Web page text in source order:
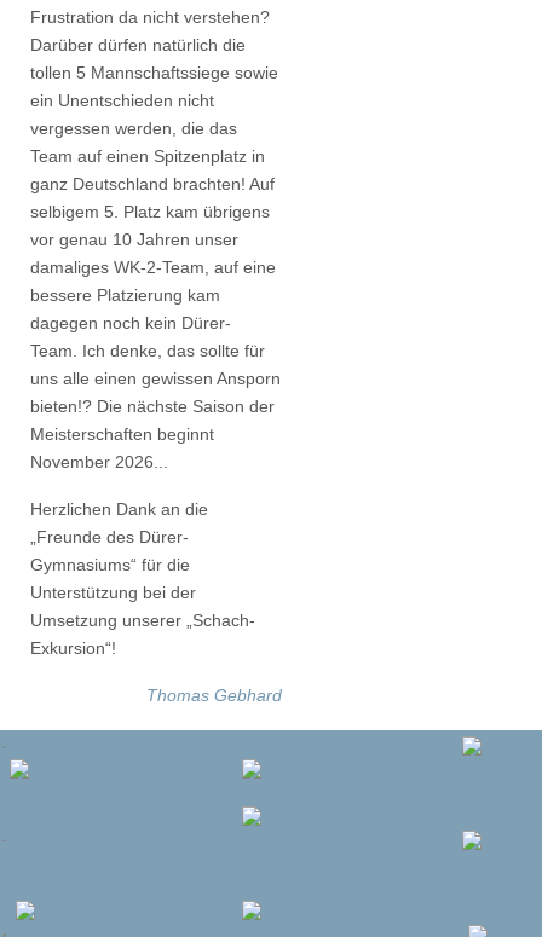
Frustration da nicht verstehen?
Darüber dürfen natürlich die
tollen 5 Mannschaftssiege sowie
ein Unentschieden nicht
vergessen werden, die das
Team auf einen Spitzenplatz in
ganz Deutschland brachten! Auf
selbigem 5. Platz kam übrigens
vor genau 10 Jahren unser
damaliges WK-2-Team, auf eine
bessere Platzierung kam
dagegen noch kein Dürer-
Team. Ich denke, das sollte für
uns alle einen gewissen Ansporn
bieten!? Die nächste Saison der
Meisterschaften beginnt
November 2026...
Herzlichen Dank an die
„Freunde des Dürer-
Gymnasiums“ für die
Unterstützung bei der
Umsetzung unserer „Schach-
Exkursion“!
Thomas Gebhard